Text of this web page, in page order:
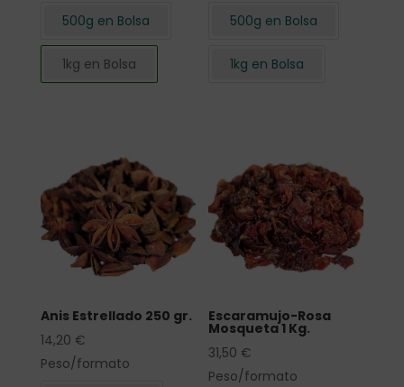
500g en Bolsa
1kg en Bolsa
500g en Bolsa
1kg en Bolsa
Anis Estrellado 250 gr.
14,20 €
Peso/formato
Escaramujo-Rosa
Mosqueta 1 Kg.
31,50 €
Peso/formato